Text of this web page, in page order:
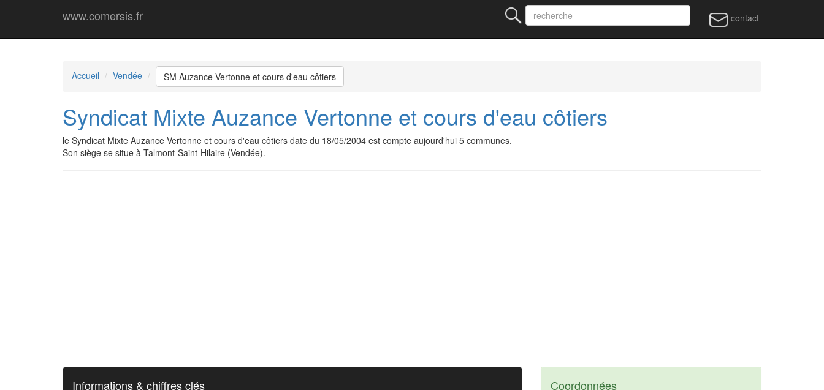
www.comersis.fr contact
Accueil Vendée SM Auzance Vertonne et cours d'eau côtiers
Syndicat Mixte Auzance Vertonne et cours d'eau côtiers
le Syndicat Mixte Auzance Vertonne et cours d'eau côtiers date du 18/05/2004 est compte aujourd'hui 5 communes.
Son siège se situe à Talmont-Saint-Hilaire (Vendée).
Informations & chiffres clés Coordonnées